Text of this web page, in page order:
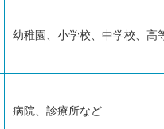
幼稚園、小学校、中学校、高
病院、診療所など